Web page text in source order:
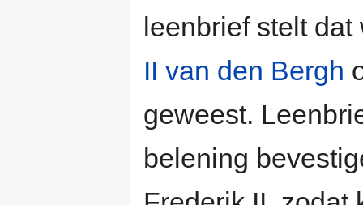
leenbrief stelt
II van den Bergh
geweest.
belening